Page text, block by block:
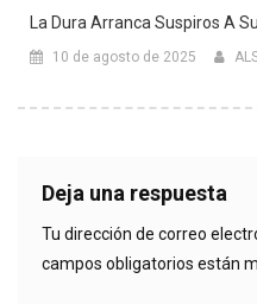
La Dura Arranca Suspiros A
10 de agosto de 2025
Deja una respuesta
Tu dirección de correo
campos obligatorios están